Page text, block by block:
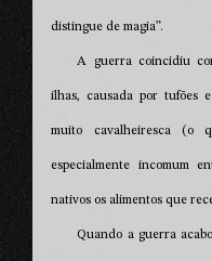
distingue de magia”.
A guerra coincidiu
ilhas, causada por tufões
muito cavalheiresca (o
especialmente incomum
nativos os alimentos que
Quando a guerra